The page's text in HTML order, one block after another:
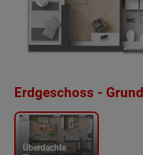
Erdgeschoss -
Überdachte